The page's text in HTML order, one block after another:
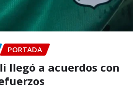
PORTADA
llegó a acuerdos con